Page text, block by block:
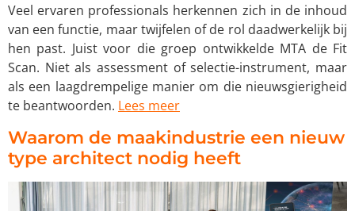
Veel ervaren professionals herkennen zich in de inhoud
van een functie, maar twijfelen of de rol daadwerkelijk bij
hen past. Juist voor die groep ontwikkelde MTA de Fit
Scan. Niet als assessment of selectie-instrument, maar
als een laagdrempelige manier om die nieuwsgierigheid
te beantwoorden. Lees meer
Waarom de maakindustrie een nieuw
type architect nodig heeft